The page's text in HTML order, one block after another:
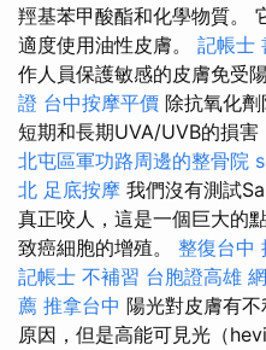
羥基苯甲酸酯和化學物質。
適度使用油性皮膚。 記帳士
作人員保護敏感的皮膚免受
證 台中按摩平價 除抗氧化
短期和長期UVA/UVB的損害
北屯區軍功路周邊的整骨院
北 足底按摩 我們沒有測試
真正咬人，這是一個巨大的
致癌細胞的增殖。 整復台中
記帳士 不補習 台胞證高雄
薦 推拿台中 陽光對皮膚有
原因，但是高能可見光（